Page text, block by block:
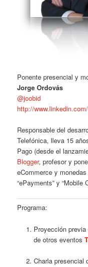
Ponente presencial y
Jorge Ordovás
@joobid
http://
Responsable del
Telefónica, lleva 15
Pago (desde el
Blogger, profesor y
eCommerce y
“ePayments” y “Mobile
Programa:
Proyección previa
de otros eventos
Charla presencial